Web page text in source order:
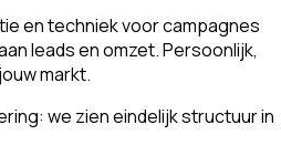
en techniek voor campagnes
leads en omzet. Persoonlijk,
markt.
we zien eindelijk structuur in